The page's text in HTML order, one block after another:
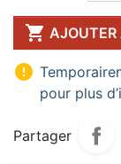
 AJOUTER

pour plus
Partager